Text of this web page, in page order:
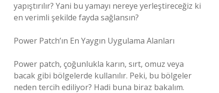
yapıştırılır? Yani bu yamayı nereye yerleştireceğiz ki
en verimli şekilde fayda sağlansın?
Power Patch’ın En Yaygın Uygulama Alanları
Power patch, çoğunlukla karın, sırt, omuz veya
bacak gibi bölgelerde kullanılır. Peki, bu bölgeler
neden tercih ediliyor? Hadi buna biraz bakalım.